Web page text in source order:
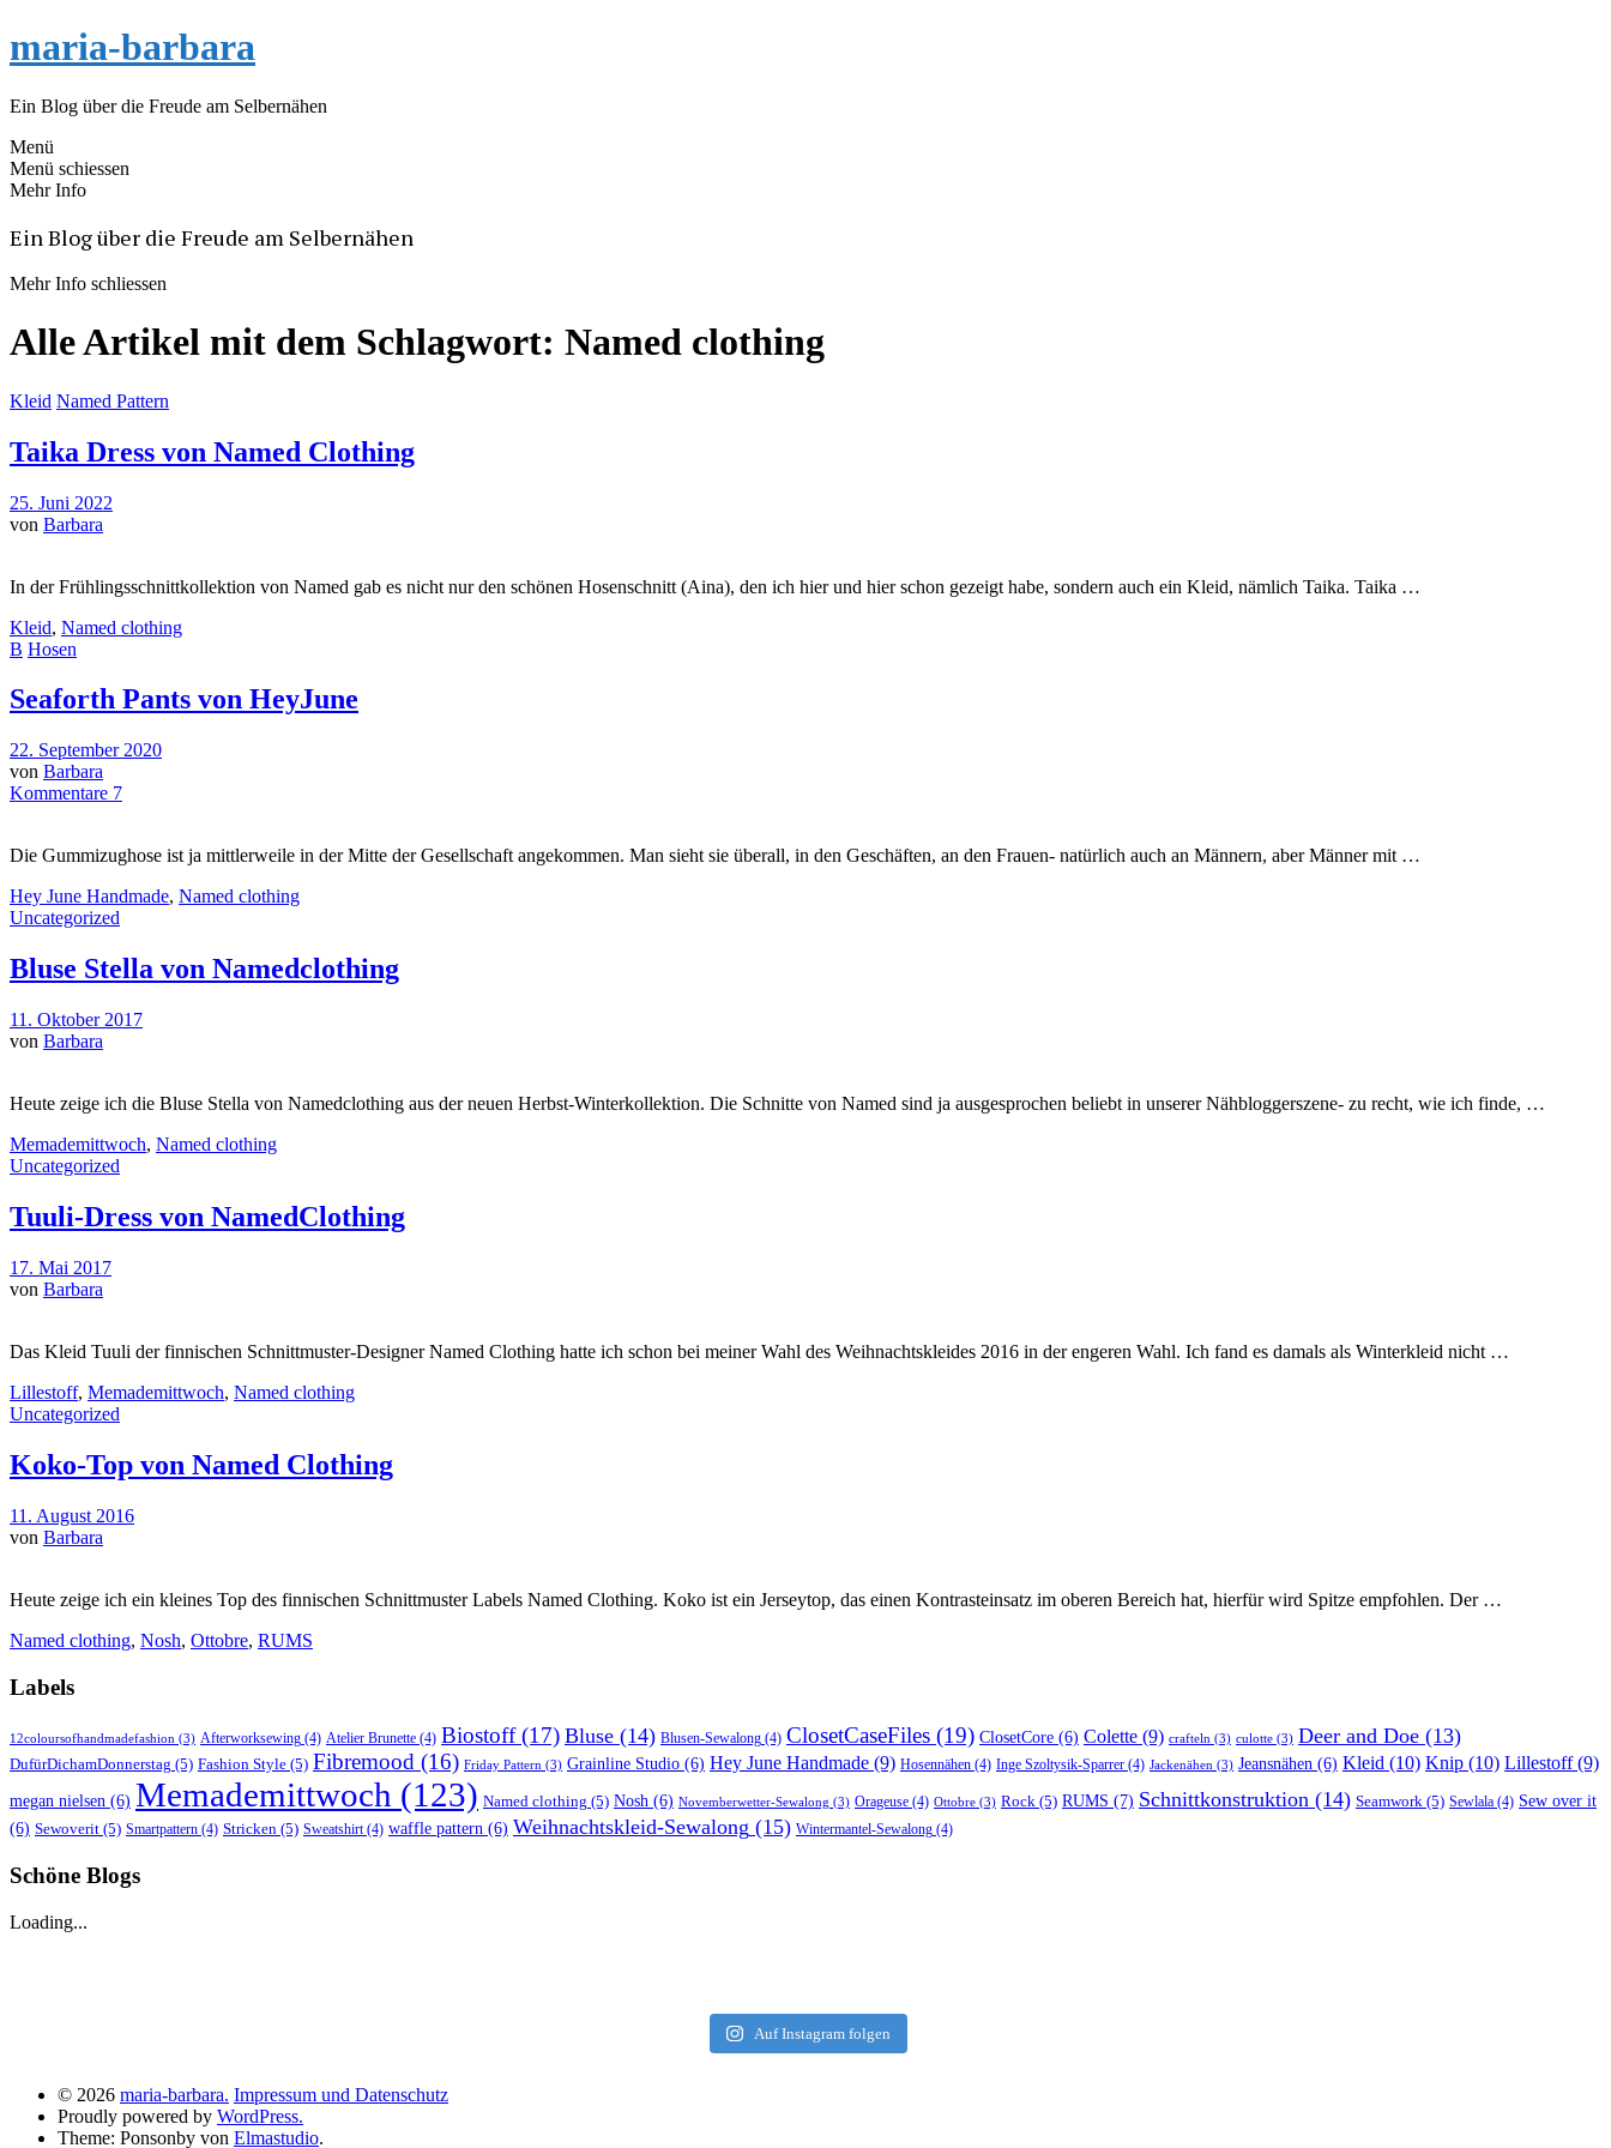
maria-barbara
Ein Blog über die Freude am Selbernähen
Menü
Menü schiessen
Mehr Info
Ein Blog über die Freude am Selbernähen
Mehr Info schliessen
Alle Artikel mit dem Schlagwort: Named clothing
Kleid Named Pattern
Taika Dress von Named Clothing
25. Juni 2022
von Barbara
In der Frühlingsschnittkollektion von Named gab es nicht nur den schönen Hosenschnitt (Aina), den ich hier und hier schon gezeigt habe, sondern auch ein Kleid, nämlich Taika. Taika …
Kleid, Named clothing
B Hosen
Seaforth Pants von HeyJune
22. September 2020
von Barbara
Kommentare 7
Die Gummizughose ist ja mittlerweile in der Mitte der Gesellschaft angekommen. Man sieht sie überall, in den Geschäften, an den Frauen- natürlich auch an Männern, aber Männer mit …
Hey June Handmade, Named clothing
Uncategorized
Bluse Stella von Namedclothing
11. Oktober 2017
von Barbara
Heute zeige ich die Bluse Stella von Namedclothing aus der neuen Herbst-Winterkollektion. Die Schnitte von Named sind ja ausgesprochen beliebt in unserer Nähbloggerszene- zu recht, wie ich finde, …
Memademittwoch, Named clothing
Uncategorized
Tuuli-Dress von NamedClothing
17. Mai 2017
von Barbara
Das Kleid Tuuli der finnischen Schnittmuster-Designer Named Clothing hatte ich schon bei meiner Wahl des Weihnachtskleides 2016 in der engeren Wahl. Ich fand es damals als Winterkleid nicht …
Lillestoff, Memademittwoch, Named clothing
Uncategorized
Koko-Top von Named Clothing
11. August 2016
von Barbara
Heute zeige ich ein kleines Top des finnischen Schnittmuster Labels Named Clothing. Koko ist ein Jerseytop, das einen Kontrasteinsatz im oberen Bereich hat, hierfür wird Spitze empfohlen. Der …
Named clothing, Nosh, Ottobre, RUMS
Labels
12coloursofhandmadefashion (3) Afterworksewing (4) Atelier Brunette (4) Biostoff(17) Bluse (14) Blusen-Sewalong (4) ClosetCaseFiles (19) ClosetCore (6) Colette (9) crafteln (3) culotte (3) Deer and Doe (13)
DufürDichamDonnerstag (5) Fashion Style (5) Fibremood (16) Friday Pattern (3) Grainline Studio (6) Hey June Handmade (9) Hosennähen (4) Inge Szoltysik-Sparrer (4) Jackenähen (3) Jeansnähen (6) Kleid (10) Knip (10) Lillestoff(9)
megan nielsen (6) Memademittwoch (123) Named clothing (5) Nosh (6) Novemberwetter-Sewalong (3) Orageuse (4) Ottobre (3) Rock (5) RUMS (7) Schnittkonstruktion (14) Seamwork (5) Sewlala (4) Sew over it
(6) Sewoverit (5) Smartpattern (4) Stricken (5) Sweatshirt(4) waffle pattern (6) Weihnachtskleid-Sewalong (15) Wintermantel-Sewalong (4)
Schöne Blogs
Loading...
Auf Instagram folgen
© 2026 maria-barbara. Impressum und Datenschutz
Proudly powered by WordPress.
Theme: Ponsonby von Elmastudio.